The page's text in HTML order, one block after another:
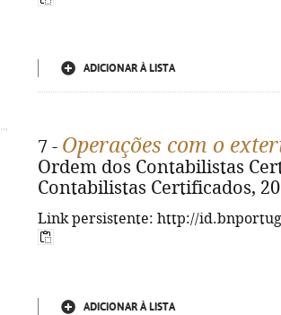
ADICIONAR À LISTA
7 - Operações com o
Ordem dos Contabilistas
Contabilistas Certificados,
Link persistente: http://
ADICIONAR À LISTA